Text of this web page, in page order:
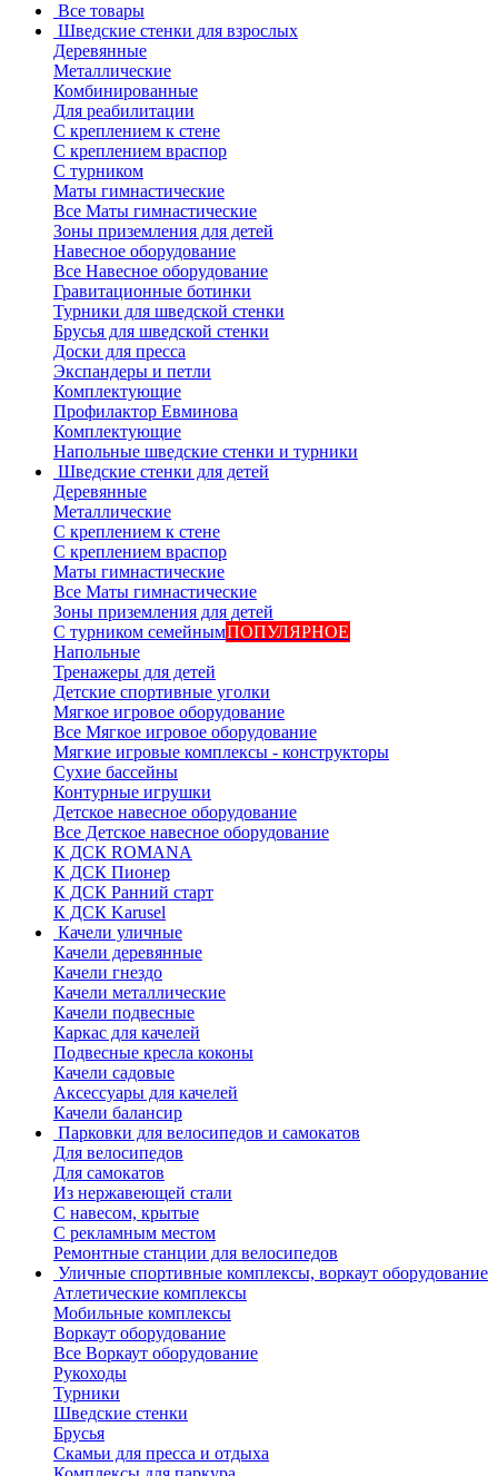
Все товары
Шведские стенки для взрослых
Деревянные
Металлические
Комбинированные
Для реабилитации
С креплением к стене
С креплением враспор
С турником
Маты гимнастические
Все Маты гимнастические
Зоны приземления для детей
Навесное оборудование
Все Навесное оборудование
Гравитационные ботинки
Турники для шведской стенки
Брусья для шведской стенки
Доски для пресса
Экспандеры и петли
Комплектующие
Профилактор Евминова
Комплектующие
Напольные шведские стенки и турники
Шведские стенки для детей
Деревянные
Металлические
С креплением к стене
С креплением враспор
Маты гимнастические
Все Маты гимнастические
Зоны приземления для детей
С турником семейнымПОПУЛЯРНОЕ
Напольные
Тренажеры для детей
Детские спортивные уголки
Мягкое игровое оборудование
Все Мягкое игровое оборудование
Мягкие игровые комплексы - конструкторы
Сухие бассейны
Контурные игрушки
Детское навесное оборудование
Все Детское навесное оборудование
К ДСК ROMANA
К ДСК Пионер
К ДСК Ранний старт
К ДСК Karusel
Качели уличные
Качели деревянные
Качели гнездо
Качели металлические
Качели подвесные
Каркас для качелей
Подвесные кресла коконы
Качели садовые
Аксессуары для качелей
Качели балансир
Парковки для велосипедов и самокатов
Для велосипедов
Для самокатов
Из нержавеющей стали
С навесом, крытые
С рекламным местом
Ремонтные станции для велосипедов
Уличные спортивные комплексы, воркаут оборудование
Атлетические комплексы
Мобильные комплексы
Воркаут оборудование
Все Воркаут оборудование
Рукоходы
Турники
Шведские стенки
Брусья
Скамьи для пресса и отдыха